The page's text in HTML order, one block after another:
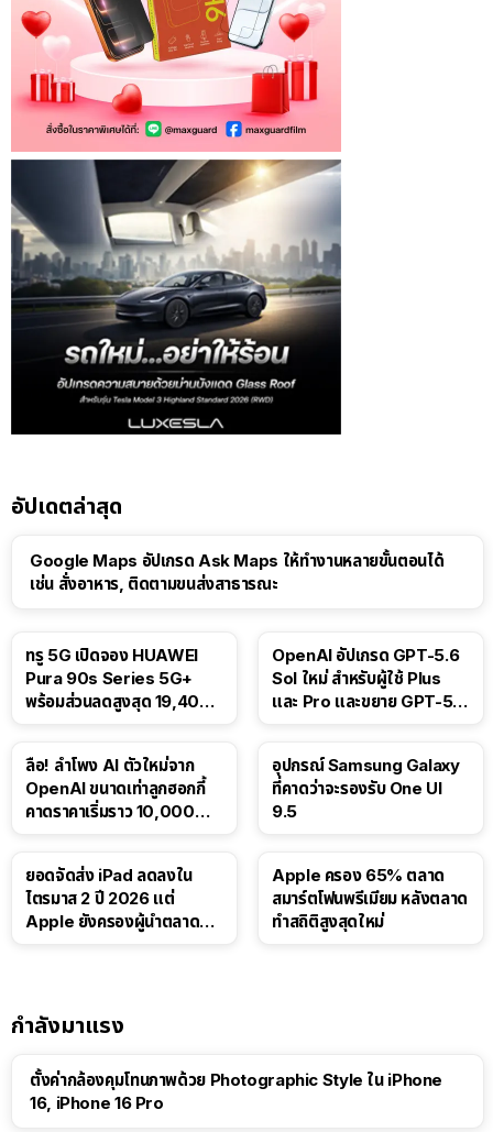
อัปเดตล่าสุด
Google Maps อัปเกรด Ask Maps ให้ทำงานหลายขั้นตอนได้
เช่น สั่งอาหาร, ติดตามขนส่งสาธารณะ
ทรู 5G เปิดจอง HUAWEI
Pura 90s Series 5G+
พร้อมส่วนลดสูงสุด 19,400
OpenAI อัปเกรด GPT-5.6
Sol ใหม่ สำหรับผู้ใช้ Plus
และ Pro และขยาย GPT-5.6
ลือ! ลำโพง AI ตัวใหม่จาก
OpenAI ขนาดเท่าลูกฮอกกี้
คาดราคาเริ่มราว 10,000
อุปกรณ์ Samsung Galaxy
ที่คาดว่าจะรองรับ One UI
9.5
ยอดจัดส่ง iPad ลดลงใน
ไตรมาส 2 ปี 2026 แต่
Apple ยังครองผู้นำตลาด
Apple ครอง 65% ตลาด
สมาร์ตโฟนพรีเมียม หลังตลาด
ทำสถิติสูงสุดใหม่
กำลังมาแรง
ตั้งค่ากล้องคุมโทนภาพด้วย Photographic Style ใน iPhone
16, iPhone 16 Pro